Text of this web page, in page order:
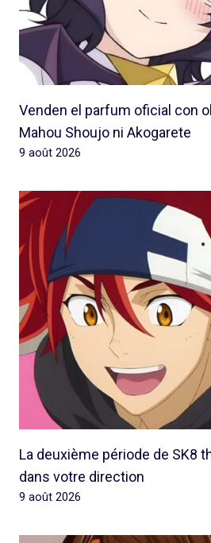
Venden el parfum oficial con
Mahou Shoujo ni Akogarete
9 août 2026
La deuxième période de SK8
dans votre direction
9 août 2026